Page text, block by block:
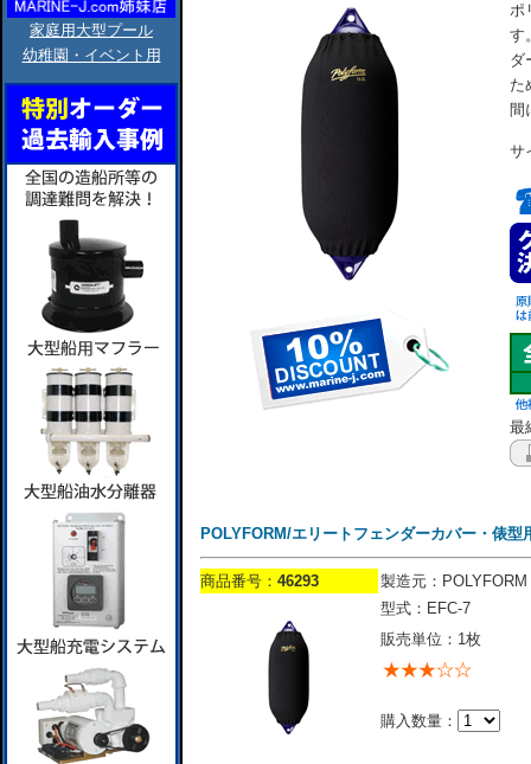
家庭用大型プール
幼稚園・イベント用
ポ
す
ダ
た
間
サ
最
POLYFORM/エリートフェンダーカバー・俵型
商品番号： 46293
製造元：POLYFORM
型式：EFC-7
販売単位：1枚
購入数量：